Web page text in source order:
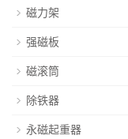
磁力架
强磁板
磁滚筒
除铁器
永磁起重器